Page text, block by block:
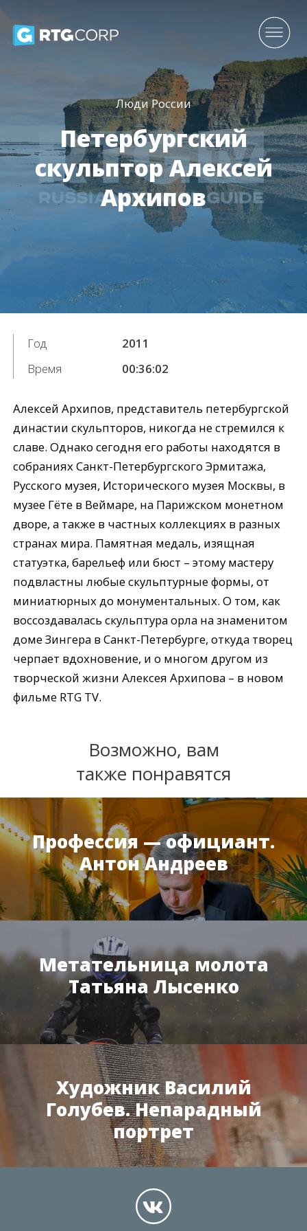
Люди России
Петербургский
скульптор Алексей
Архипов
Год
2011
Время
00:36:02
Алексей Архипов, представитель петербургской
династии скульпторов, никогда не стремился к
славе. Однако сегодня его работы находятся в
собраниях Санкт-Петербургского Эрмитажа,
Русского музея, Исторического музея Москвы, в
музее Гёте в Веймаре, на Парижском монетном
дворе, а также в частных коллекциях в разных
странах мира. Памятная медаль, изящная
статуэтка, барельеф или бюст – этому мастеру
подвластны любые скульптурные формы, от
миниатюрных до монументальных. О том, как
воссоздавалась скульптура орла на знаменитом
доме Зингера в Санкт-Петербурге, откуда творец
черпает вдохновение, и о многом другом из
творческой жизни Алексея Архипова – в новом
фильме RTG TV.
Возможно, вам
также понравятся
Профессия — официант.
Антон Андреев
Метательница молота
Татьяна Лысенко
Художник Василий
Голубев. Непарадный
портрет